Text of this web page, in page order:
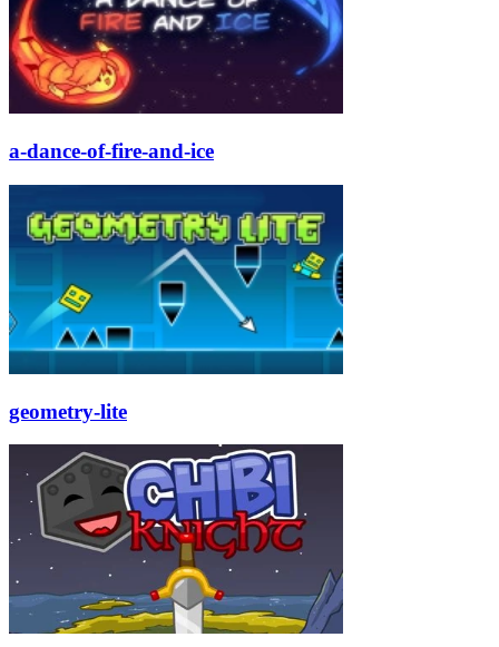
a-dance-of-fire-and-ice
geometry-lite